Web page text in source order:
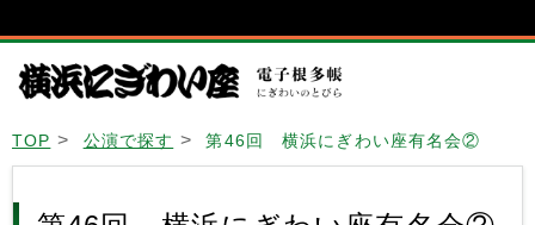
TOP 公演で探す 第46回 横浜にぎわい座有名会②